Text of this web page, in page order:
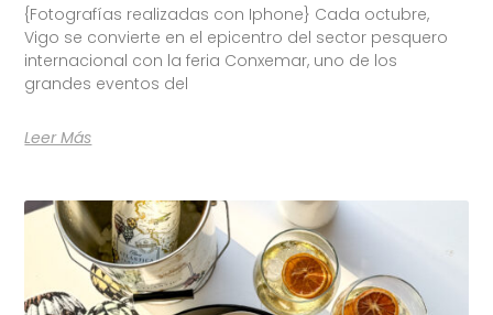
{Fotografías realizadas con Iphone} Cada octubre,
Vigo se convierte en el epicentro del sector pesquero
internacional con la feria Conxemar, uno de los
grandes eventos del
Leer Más